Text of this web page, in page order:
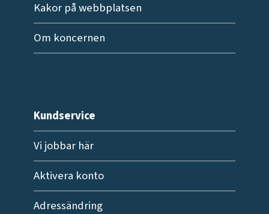
Kakor på webbplatsen
Om koncernen
Kundservice
Vi jobbar här
Aktivera konto
Adressändring